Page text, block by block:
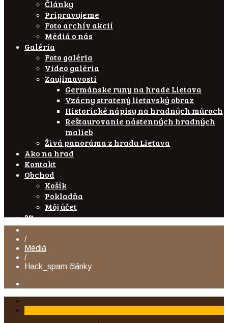
Články
Pripravujeme
Foto archív akcií
Médiá o nás
Galéria
Foto galéria
Video galéria
Zaujímavosti
Germánske runy na hrade Lietava
Vzácny stratený lietavský obraz
Historické nápisy na hradných múroch
Reštaurovanie nástenných hradných
malieb
Živá panoráma z hradu Lietava
Ako na hrad
Kontakt
Obchod
Košík
Pokladňa
Môj účet
2%
/
Médiá
/
Hack_spam články